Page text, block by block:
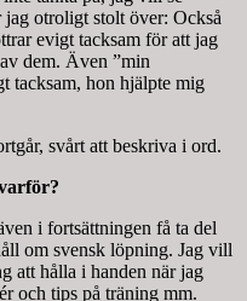
jag otroligt stolt över: Också
evigt tacksam för att jag
dem. Även ”min
tacksam, hon hjälpte mig
svårt att beskriva i ord.
i fortsättningen få ta del
om svensk löpning. Jag vill
att hålla i handen när jag
och tips på träning mm.